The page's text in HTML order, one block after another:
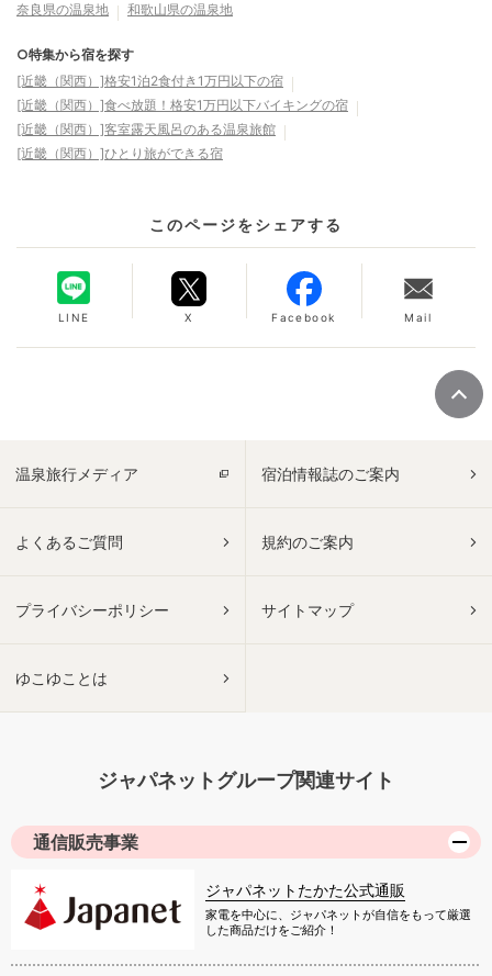
奈良県の温泉地 和歌山県の温泉地
○特集から宿を探す
[近畿（関西）]格安1泊2食付き1万円以下の宿
[近畿（関西）]食べ放題！格安1万円以下バイキングの宿
[近畿（関西）]客室露天風呂のある温泉旅館
[近畿（関西）]ひとり旅ができる宿
このページをシェアする
LINE X Facebook Mail
温泉旅行メディア 宿泊情報誌のご案内
よくあるご質問 規約のご案内
プライバシーポリシー サイトマップ
ゆこゆことは
ジャパネットグループ関連サイト
通信販売事業
ジャパネットたかた公式通販
家電を中心に、ジャパネットが自信をもって厳選
した商品だけをご紹介！